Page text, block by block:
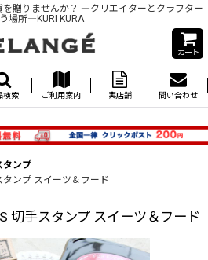
贈りませんか？ ―クリエイターとクラフター
場所―KURI KURA
カート
検索 ご利用案内 実店舗 問い合わせ
タンプ
ンプ スイーツ＆フード
切手スタンプ スイーツ＆フード